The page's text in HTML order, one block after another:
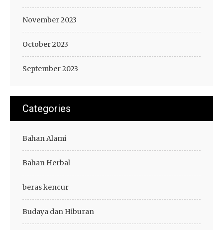
November 2023
October 2023
September 2023
Categories
Bahan Alami
Bahan Herbal
beras kencur
Budaya dan Hiburan